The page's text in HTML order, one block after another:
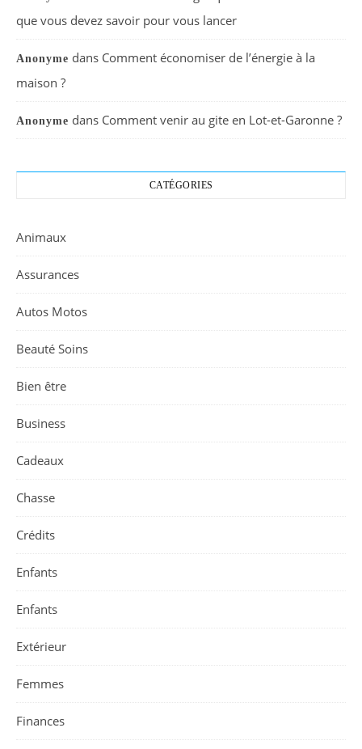
que vous devez savoir pour vous lancer
Anonyme dans Comment économiser de l’énergie à la
maison ?
Anonyme dans Comment venir au gite en Lot-et-Garonne ?
CATÉGORIES
Animaux
Assurances
Autos Motos
Beauté Soins
Bien être
Business
Cadeaux
Chasse
Crédits
Enfants
Enfants
Extérieur
Femmes
Finances